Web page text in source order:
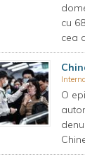
cu
cea
O